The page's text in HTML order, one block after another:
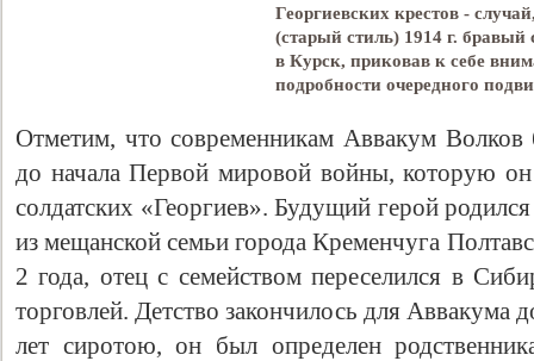
Георгиевских крестов -
(старый стиль) 1914 г.
в Курск, приковав к себе
подробности очередного
Отметим, что современникам Аввакум Волков
до начала Первой мировой войны, которую
солдатских «Георгиев». Будущий герой
из мещанской семьи города Кременчуга
2 года, отец с семейством переселился в
торговлей. Детство закончилось для Аввакума
лет сиротою, он был определен